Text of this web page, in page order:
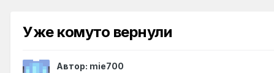
Уже комуто вернули
Автор: mie700